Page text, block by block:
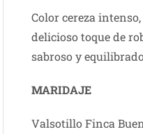
Color cereza
delicioso toque de
sabroso y
MARIDAJE
Valsotillo Finca